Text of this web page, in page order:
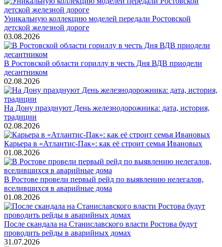
Уникальную коллекцию моделей передали Ростовской
детской железной дороге
03.08.2026
В Ростовской области гориллу в честь Дня ВДВ приодели
десантником
02.08.2026
На Дону празднуют День железнодорожника: дата, история,
традиции
02.08.2026
Карьера в «Атлантис-Пак»: как её строит семья Ивановых
01.08.2026
В Ростове провели первый рейд по выявлению нелегалов,
вселившихся в аварийные дома
01.08.2026
После скандала на Станиславского власти Ростова будут
проводить рейды в аварийных домах
31.07.2026